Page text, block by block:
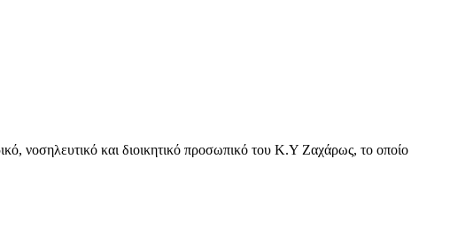
νοσηλευτικό και διοικητικό προσωπικό του Κ.Υ Ζαχάρως, το οποίο